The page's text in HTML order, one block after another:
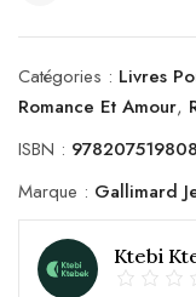
Catégories : Livres
Romance Et Amour,
ISBN :
Marque : Gallimard
Ktebi